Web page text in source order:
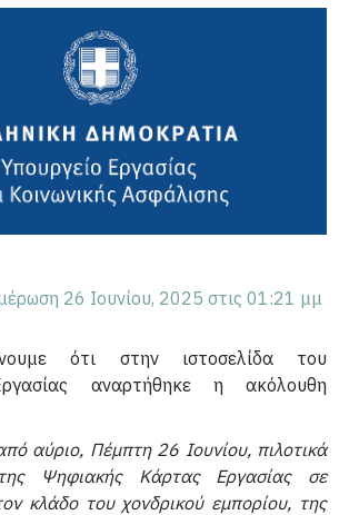
26 Ιουνίου, 2025 στις 01:21 μμ
ότι στην ιστοσελίδα του
αναρτήθηκε η ακόλουθη
αύριο, Πέμπτη 26 Ιουνίου, πιλοτικά
Ψηφιακής Κάρτας Εργασίας σε
κλάδο του χονδρικού εμπορίου, της